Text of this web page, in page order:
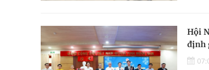
Hội
định